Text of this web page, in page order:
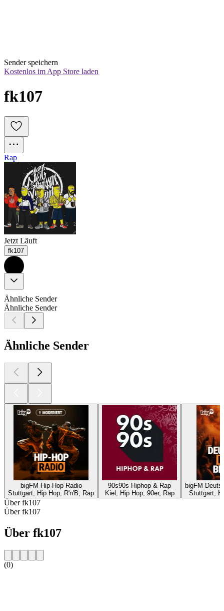
Sender speichern
Kostenlos im App Store laden
fk107
Rap
Jetzt Läuft
fk107
Ähnliche Sender
Ähnliche Sender
Ähnliche Sender
bigFM Hip-Hop Radio
Stuttgart, Hip Hop, R'n'B, Rap
90s90s Hiphop & Rap
Kiel, Hip Hop, 90er, Rap
bigFM
Stuttgart,
Über fk107
Über fk107
Über fk107
(0)